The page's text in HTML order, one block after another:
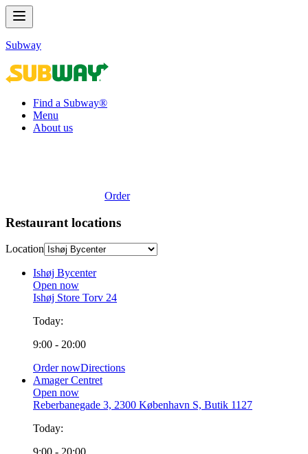
Subway
Find a Subway®
Menu
About us
Order
Restaurant locations
Location
Ishøj Bycenter
Open now
Ishøj Store Torv 24
Today:
9:00 - 20:00
Order nowDirections
Amager Centret
Open now
Reberbanegade 3, 2300 København S, Butik 1127
Today: